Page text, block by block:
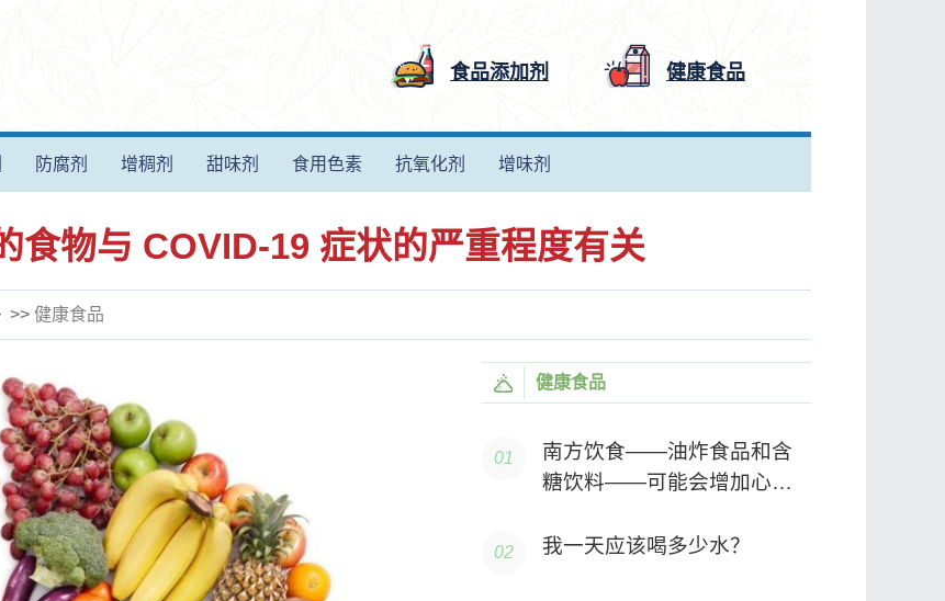
食品添加剂 健康食品
防腐剂 增稠剂 甜味剂 食用色素 抗氧化剂 增味剂
食物与 COVID-19 症状的严重程度有关
>> 健康食品
健康食品
南方饮食——油炸食品和含
糖饮料——可能会增加心源
我一天应该喝多少水？